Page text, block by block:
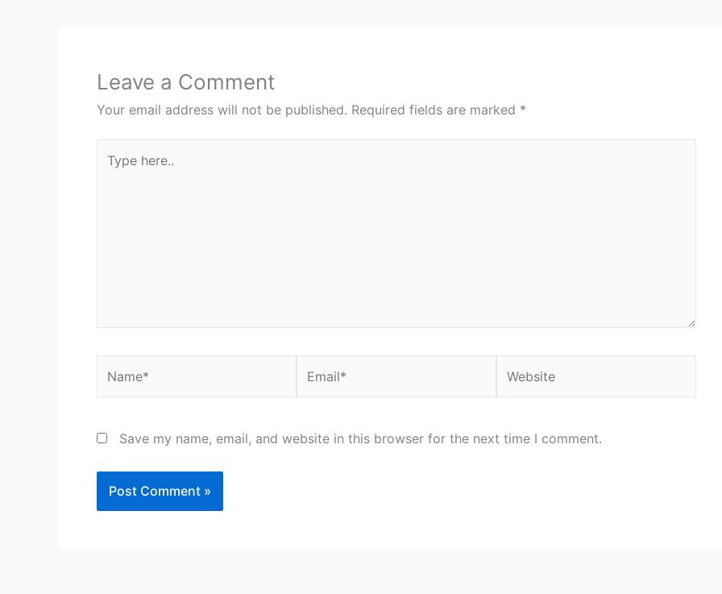
Leave a Comment
Your email address will not be published. Required fields are marked *
here..
Save my name, email, and website in this browser for the next time I comment.